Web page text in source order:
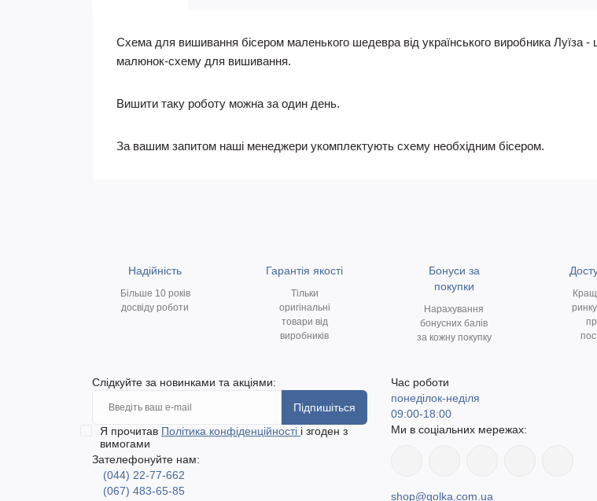
Схема для вишивання бісером маленького шедевра від українського виробника Луїза
малюнок-схему для вишивання.
Вишити таку роботу можна за один день.
За вашим запитом наші менеджери укомплектують схему необхідним бісером.
Надійність
Більше 10 років
досвіду роботи
Гарантія якості
Тільки
оригінальні
товари від
виробників
Бонуси за
покупки
Нарахування
бонусних балів
за кожну покупку
Слідкуйте за новинками та акціями:
Підпишіться
Я прочитав Політика конфіденційності і згоден з
вимогами
Зателефонуйте нам:
(044) 22-77-662
(067) 483-65-85
Час роботи
понеділок-неділя
09:00-18:00
Ми в соціальних мережах:
shop@golka.com.ua